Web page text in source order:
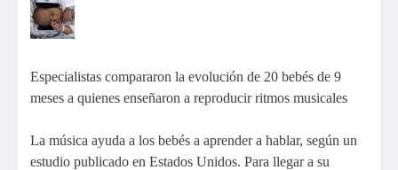
Especialistas compararon la evolución de 20 bebés de 9
meses a quienes enseñaron a reproducir ritmos musicales
La música ayuda a los bebés a aprender a hablar, según un
estudio publicado en Estados Unidos. Para llegar a su